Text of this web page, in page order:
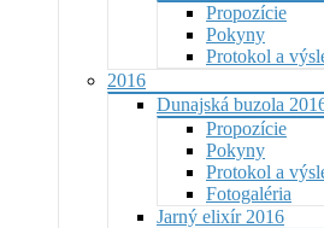
Propozície
Pokyny
Protokol a
2016
Dunajská buzola
Propozície
Pokyny
Protokol a
Fotogaléria
Jarný elixír 2016